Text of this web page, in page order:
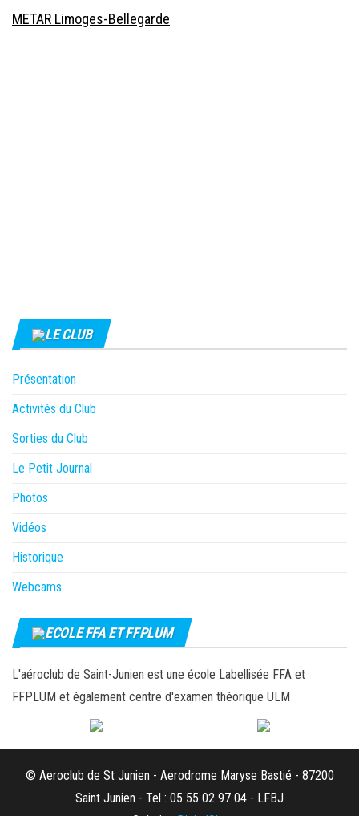
METAR Limoges-Bellegarde
LE CLUB
Présentation
Activités du Club
Sorties du Club
Le Petit Journal
Photos
Vidéos
Historique
Webcams
ECOLE FFA ET FFPLUM
L'aéroclub de Saint-Junien est une école Labellisée FFA et
FFPLUM et également centre d'examen théorique ULM
© Aeroclub de St Junien - Aerodrome Maryse Bastié - 87200
Saint Junien - Tel : 05 55 02 97 04 - LFBJ